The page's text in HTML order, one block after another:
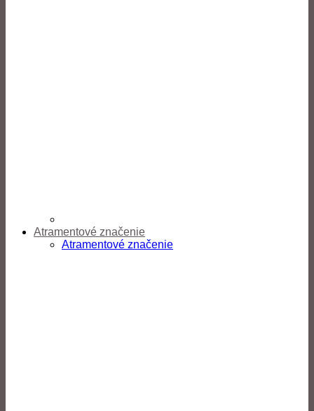
Atramentové značenie
Atramentové značenie